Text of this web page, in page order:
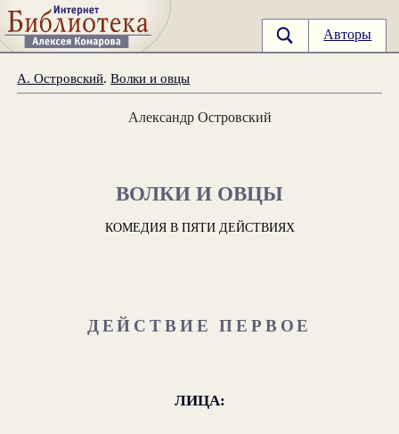
Авторы
А. Островский.Волки и овцы
Александр Островский
ВОЛКИ И ОВЦЫ
КОМЕДИЯ В ПЯТИ ДЕЙСТВИЯХ
ДЕЙСТВИЕ ПЕРВОЕ
ЛИЦА: